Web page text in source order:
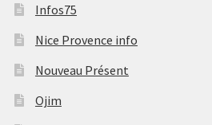
Infos75
Nice Provence info
Nouveau Présent
Ojim